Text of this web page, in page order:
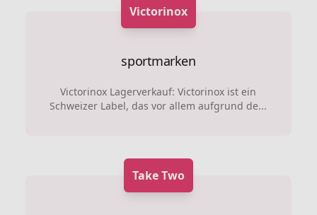
Victorinox
sportmarken
Victorinox Lagerverkauf: Victorinox ist ein
Schweizer Label, das vor allem aufgrund de...
Take Two